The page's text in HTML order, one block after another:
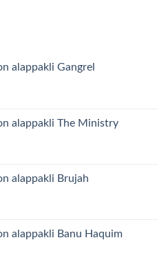
alappakli Gangrel
alappakli The Ministry
alappakli Brujah
alappakli Banu Haquim